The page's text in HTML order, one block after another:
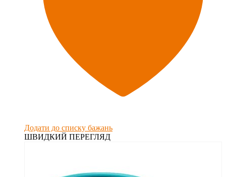
Додати до списку бажань
ШВИДКИЙ ПЕРЕГЛЯД